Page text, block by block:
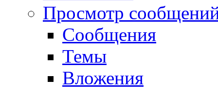
Просмотр
Сообщения
Темы
Вложения